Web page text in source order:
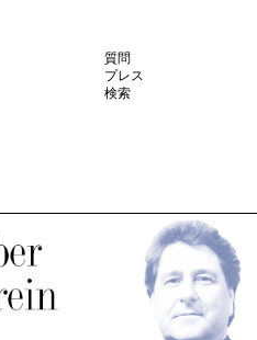
質問
プレス
検索